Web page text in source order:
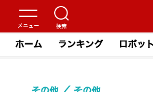
ホーム ランキング ロボッ